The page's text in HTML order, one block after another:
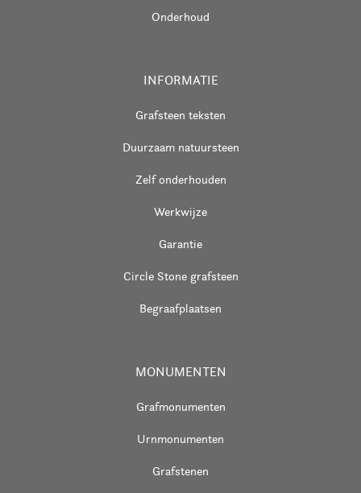
Onderhoud
INFORMATIE
Grafsteen teksten
Duurzaam natuursteen
Zelf onderhouden
Werkwijze
Garantie
Circle Stone grafsteen
Begraafplaatsen
MONUMENTEN
Grafmonumenten
Urnmonumenten
Grafstenen